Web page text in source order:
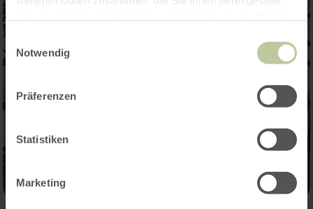
Einwilligungsauswahl
Notwendig
Präferenzen
Statistiken
Marketing